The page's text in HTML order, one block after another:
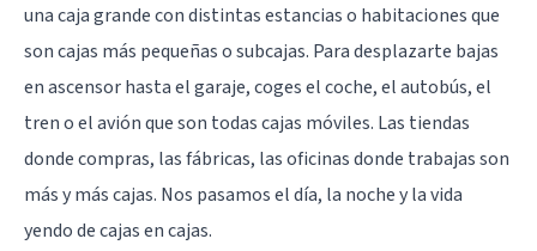
una caja grande con distintas estancias o habitaciones que
son cajas más pequeñas o subcajas. Para desplazarte bajas
en ascensor hasta el garaje, coges el coche, el autobús, el
tren o el avión que son todas cajas móviles. Las tiendas
donde compras, las fábricas, las oficinas donde trabajas son
más y más cajas. Nos pasamos el día, la noche y la vida
yendo de cajas en cajas.